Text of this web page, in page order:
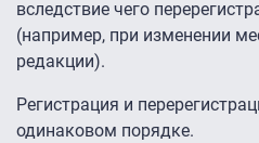
вследствие чего
(например, при изменении
редакции).
Регистрация и
одинаковом порядке.